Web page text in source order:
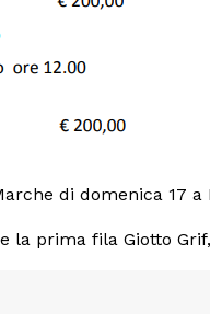
di domenica 17
la prima fila Giotto